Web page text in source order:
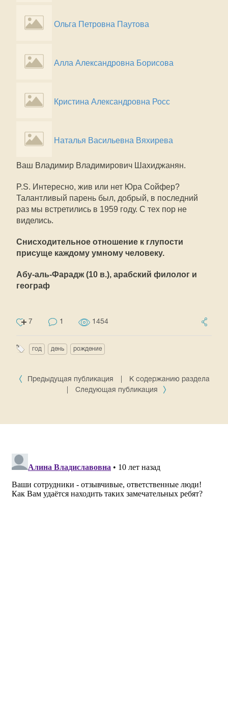
Ольга Петровна Паутова
Алла Александровна Борисова
Кристина Александровна Росс
Наталья Васильевна Вяхирева
Ваш Владимир Владимирович Шахиджанян.
P.S. Интересно, жив или нет Юра Сойфер?
Талантливый парень был, добрый, в последний
раз мы встретились в 1959 году. С тех пор не
виделись.
Снисходительное отношение к глупости
присуще каждому умному человеку.
Абу-аль-Фарадж (10 в.), арабский филолог и
географ
7 1 1454
год день рождение
Предыдущая публикация
К содержанию раздела
Следующая публикация